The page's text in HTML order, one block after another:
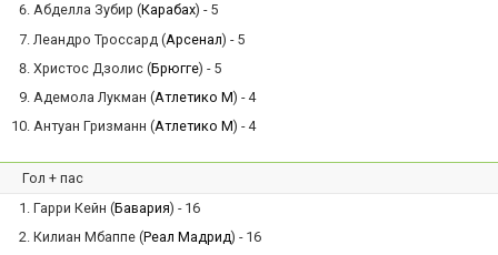
Абделла Зубир (Карабах) - 5
Леандро Троссард (Арсенал) - 5
Христос Дзолис (Брюгге) - 5
Адемола Лукман (Атлетико М) - 4
Антуан Гризманн (Атлетико М) - 4
Гол + пас
Гарри Кейн (Бавария) - 16
Килиан Мбаппе (Реал Мадрид) - 16